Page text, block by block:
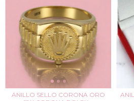
ANILLO SELLO CORONA ORO